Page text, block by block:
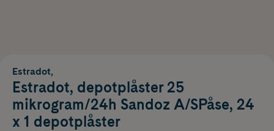
Estradot,
Estradot, depotplåster 25
mikrogram/24h Sandoz A/SPåse, 24
x 1 depotplåster